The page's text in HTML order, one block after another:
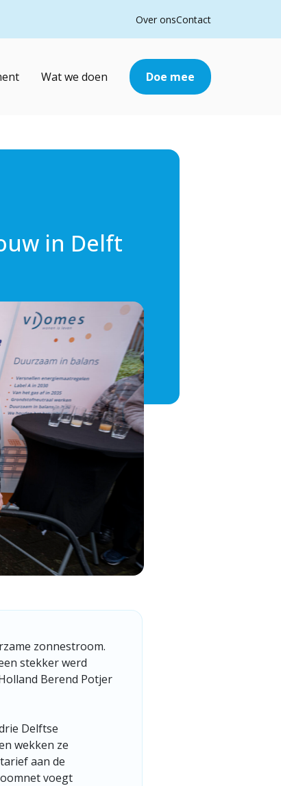
Over onsContact
Wat we doen Doe mee
in Delft
zonnestroom.
stekker werd
Berend Potjer
Delftse
wekken ze
aan de
voegt